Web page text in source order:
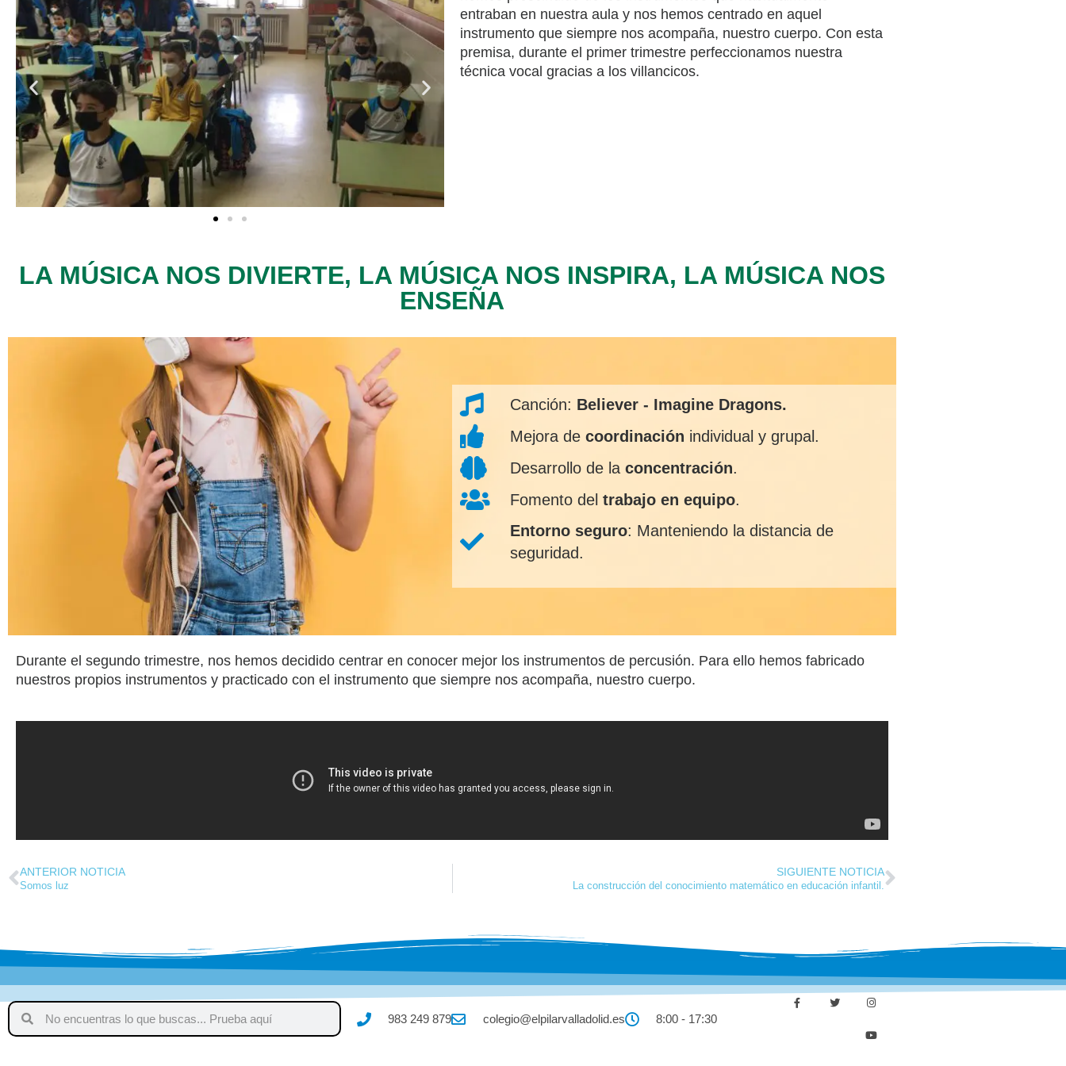
entraban en nuestra aula y nos hemos centrado en aquel
instrumento que siempre nos acompaña, nuestro cuerpo. Con esta
premisa, durante el primer trimestre perfeccionamos nuestra
técnica vocal gracias a los villancicos.
LA MÚSICA NOS DIVIERTE, LA MÚSICA NOS INSPIRA, LA MÚSICA NOS
ENSEÑA
Canción: Believer - Imagine Dragons.
Mejora de coordinación individual y grupal.
Desarrollo de la concentración.
Fomento del trabajo en equipo.
Entorno seguro: Manteniendo la distancia de
seguridad.
Durante el segundo trimestre, nos hemos decidido centrar en conocer mejor los instrumentos de percusión. Para ello hemos fabricado
nuestros propios instrumentos y practicado con el instrumento que siempre nos acompaña, nuestro cuerpo.
ANTERIOR NOTICIA
Somos luz
SIGUIENTE NOTICIA
La construcción del conocimiento matemático en educación infantil.
983 249 879 colegio@elpilarvalladolid.es 8:00 - 17:30